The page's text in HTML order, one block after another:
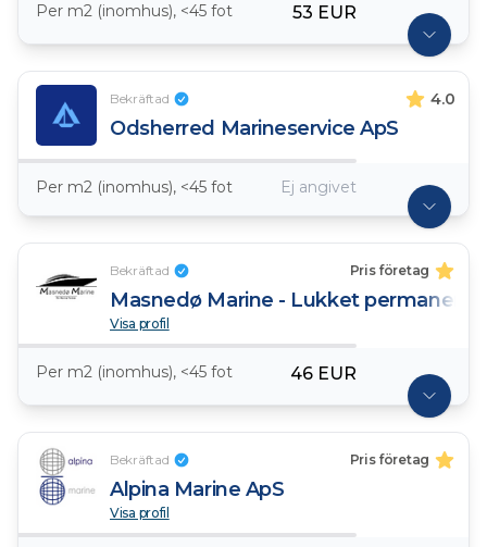
Per m2 (inomhus), <45 fot 53 EUR
Bekräftad 4.0
Odsherred Marineservice ApS
Per m2 (inomhus), <45 fot Ej angivet
Bekräftad Pris företag
Masnedø Marine - Lukket permanent
Visa profil
Per m2 (inomhus), <45 fot 46 EUR
Bekräftad Pris företag
Alpina Marine ApS
Visa profil